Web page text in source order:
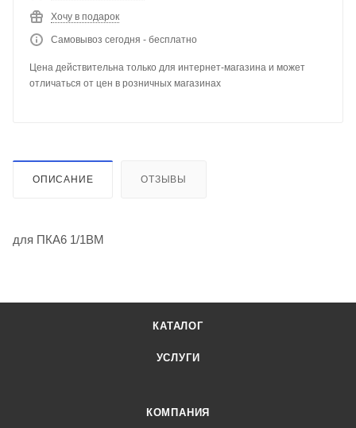
Хочу в подарок
Самовывоз сегодня - бесплатно
Цена действительна только для интернет-магазина и может
отличаться от цен в розничных магазинах
ОПИСАНИЕ ОТЗЫВЫ
для ПКА6 1/1ВМ
КАТАЛОГ
УСЛУГИ
КОМПАНИЯ